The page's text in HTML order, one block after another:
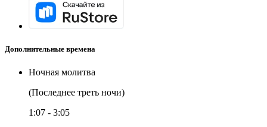
Дополнительные времена
Ночная молитва
(Последнее треть ночи)
1:07 - 3:05